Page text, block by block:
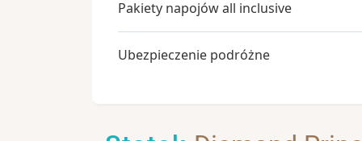
Pakiety napojów all inclusive
Ubezpieczenie podróżne